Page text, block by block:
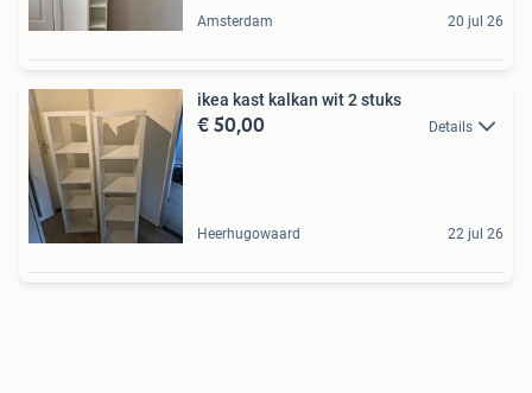
Amsterdam 20 jul 26
ikea kast kalkan wit 2 stuks
€ 50,00 Details
Heerhugowaard 22 jul 26